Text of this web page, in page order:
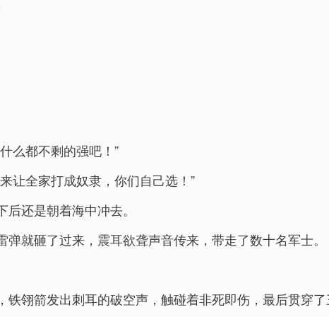
么都不剩的强吧！”
让全家打成奴隶，你们自己选！”
还是朝着海中冲去。
就砸了过来，震耳欲聋声音传来，带走了数十名军士。
翎箭发出刺耳的破空声，触碰着非死即伤，最后贯穿了